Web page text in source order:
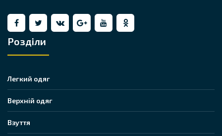
Розділи
Легкий одяг
Верхній одяг
Взуття